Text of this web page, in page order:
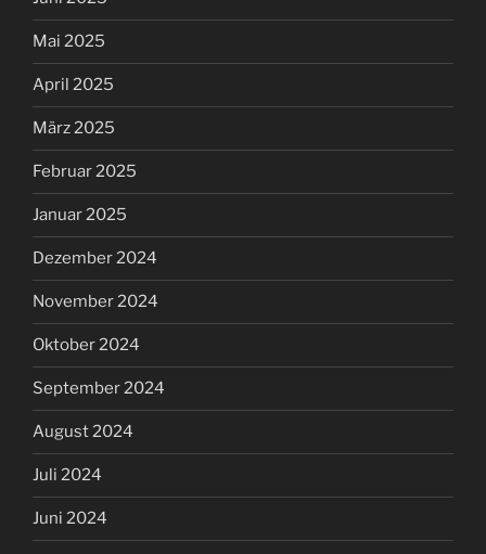
Mai 2025
April 2025
März 2025
Februar 2025
Januar 2025
Dezember 2024
November 2024
Oktober 2024
September 2024
August 2024
Juli 2024
Juni 2024